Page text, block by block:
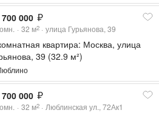
700 000
32 м2 улица Гурьянова, 39
квартира: Москва, улица
39 (32.9 м²)
700 000
32 м2 Люблинская ул., 72Ак1